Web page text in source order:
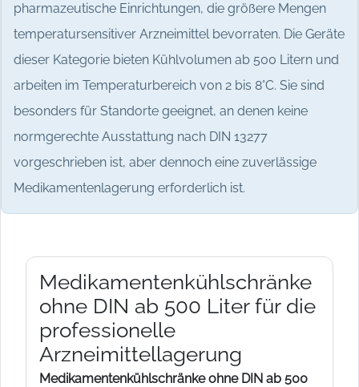
pharmazeutische Einrichtungen, die größere Mengen
temperatursensitiver Arzneimittel bevorraten. Die Geräte
dieser Kategorie bieten Kühlvolumen ab 500 Litern und
arbeiten im Temperaturbereich von 2 bis 8°C. Sie sind
besonders für Standorte geeignet, an denen keine
normgerechte Ausstattung nach DIN 13277
vorgeschrieben ist, aber dennoch eine zuverlässige
Medikamentenlagerung erforderlich ist.
Medikamentenkühlschränke
ohne DIN ab 500 Liter für die
professionelle
Arzneimittellagerung
Medikamentenkühlschränke ohne DIN ab 500